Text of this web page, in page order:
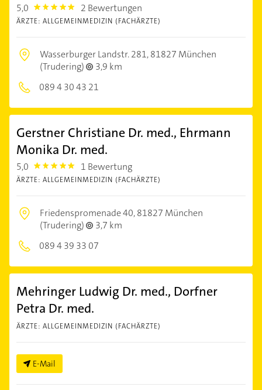
5,0 5.0 2 Bewertungen
ÄRZTE: ALLGEMEINMEDIZIN (FACHÄRZTE)
Wasserburger Landstr. 281,81827 München
(Trudering)
3,9 km
089 4 30 43 21
Gerstner Christiane Dr. med., Ehrmann
Monika Dr. med.
5,0 5.0 1 Bewertung
ÄRZTE: ALLGEMEINMEDIZIN (FACHÄRZTE)
Friedenspromenade 40,81827 München
(Trudering)
3,7 km
089 4 39 33 07
Mehringer Ludwig Dr. med., Dorfner
Petra Dr. med.
ÄRZTE: ALLGEMEINMEDIZIN (FACHÄRZTE)
E-Mail